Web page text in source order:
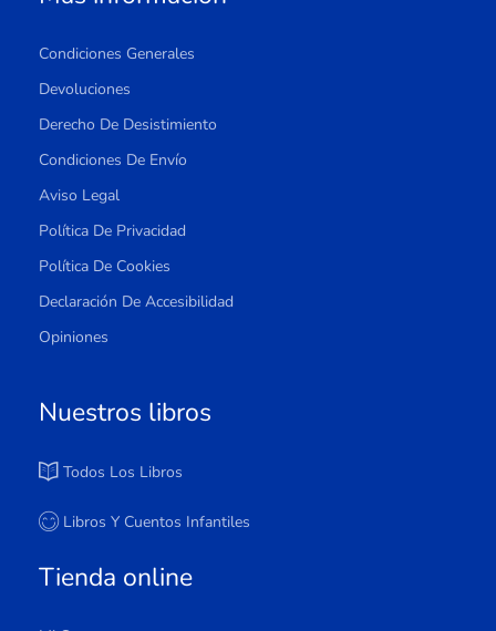
Condiciones Generales
Devoluciones
Derecho De Desistimiento
Condiciones De Envío
Aviso Legal
Política De Privacidad
Política De Cookies
Declaración De Accesibilidad
Opiniones
Nuestros libros
Todos Los Libros
Libros Y Cuentos Infantiles
Tienda online